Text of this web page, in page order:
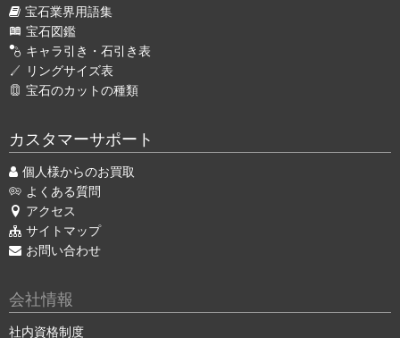
宝石業界用語集
宝石図鑑
キャラ引き・石引き表
リングサイズ表
宝石のカットの種類
カスタマーサポート
個人様からのお買取
よくある質問
アクセス
サイトマップ
お問い合わせ
会社情報
社内資格制度